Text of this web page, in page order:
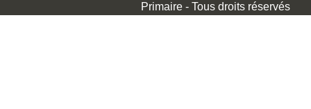
Primaire - Tous droits réservés